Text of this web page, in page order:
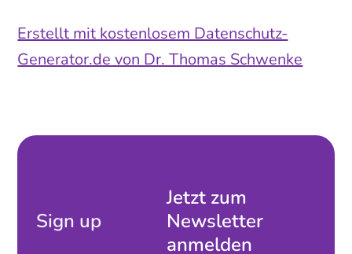
Erstellt mit kostenlosem Datenschutz-
Generator.de von Dr. Thomas Schwenke
Sign up
Jetzt zum
Newsletter
anmelden